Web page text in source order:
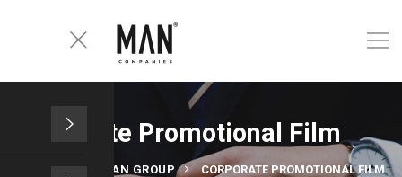
Corporate Promotional Film
BAŞMAN GROUP CORPORATE PROMOTIONAL FILM